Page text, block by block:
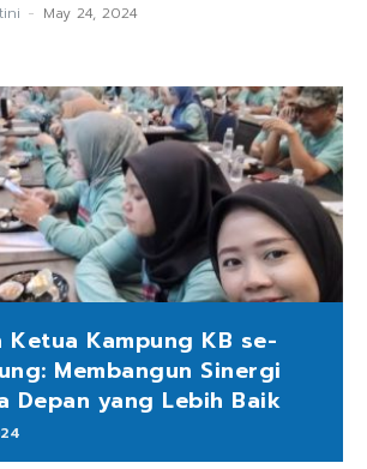
- May 24, 2024
Ketua Kampung KB se-
Membangun Sinergi
Depan yang Lebih Baik